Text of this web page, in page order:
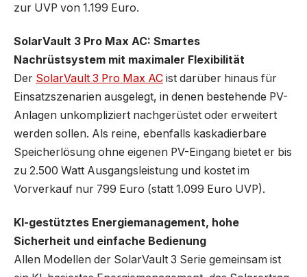
zur UVP von 1.199 Euro.
SolarVault 3 Pro Max AC: Smartes
Nachrüstsystem mit maximaler Flexibilität
Der SolarVault 3 Pro Max AC ist darüber hinaus für
Einsatzszenarien ausgelegt, in denen bestehende PV-
Anlagen unkompliziert nachgerüstet oder erweitert
werden sollen. Als reine, ebenfalls kaskadierbare
Speicherlösung ohne eigenen PV-Eingang bietet er bis
zu 2.500 Watt Ausgangsleistung und kostet im
Vorverkauf nur 799 Euro (statt 1.099 Euro UVP).
KI-gestütztes Energiemanagement, hohe
Sicherheit und einfache Bedienung
Allen Modellen der SolarVault 3 Serie gemeinsam ist